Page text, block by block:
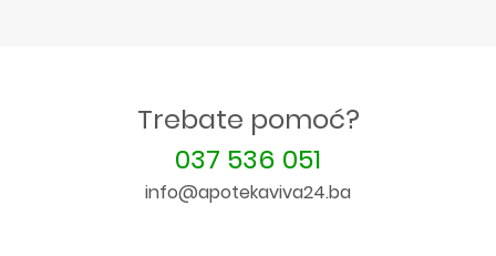
Trebate pomoć?
037 536 051
info@apotekaviva24.ba